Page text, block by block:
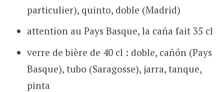
particulier), quinto, doble (Madrid)
attention au Pays Basque, la caña fait 35 cl
verre de bière de 40 cl : doble, cañón (Pays
Basque), tubo (Saragosse), jarra, tanque,
pinta